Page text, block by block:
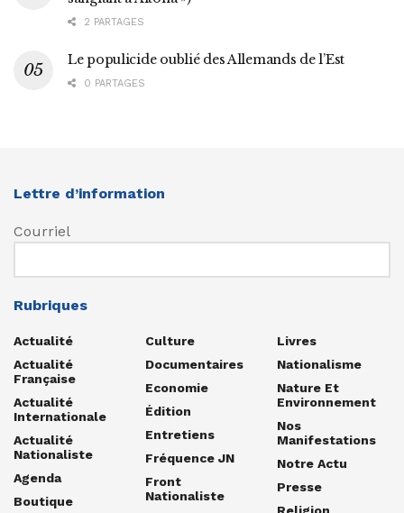
2 PARTAGES
Le populicide oublié des Allemands de l’Est
0 PARTAGES
Lettre d’information
Courriel
Rubriques
Actualité
Actualité
Française
Actualité
Internationale
Actualité
Nationaliste
Agenda
Boutique
Culture
Documentaires
Economie
Édition
Entretiens
Fréquence JN
Front
Nationaliste
Livres
Nationalisme
Nature Et
Environnement
Nos
Manifestations
Notre Actu
Presse